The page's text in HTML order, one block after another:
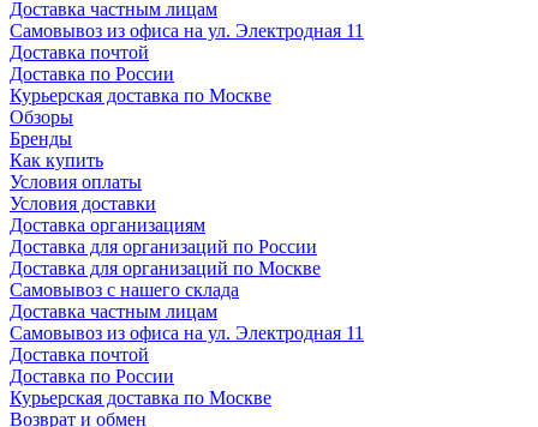
Доставка частным лицам
Самовывоз из офиса на ул. Электродная 11
Доставка почтой
Доставка по России
Курьерская доставка по Москве
Обзоры
Бренды
Как купить
Условия оплаты
Условия доставки
Доставка организациям
Доставка для организаций по России
Доставка для организаций по Москве
Самовывоз с нашего склада
Доставка частным лицам
Самовывоз из офиса на ул. Электродная 11
Доставка почтой
Доставка по России
Курьерская доставка по Москве
Возврат и обмен